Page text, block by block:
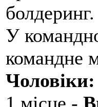
У
командне
Чоловіки: